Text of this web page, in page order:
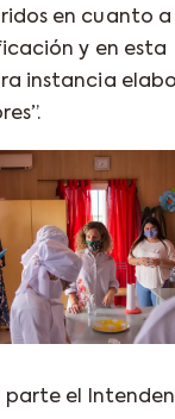
en cuanto a
y en esta
instancia
parte el